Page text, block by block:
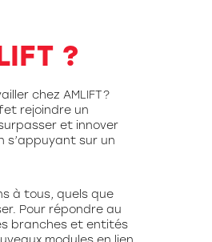
durée
?
chez AMLIFT ?
rejoindre un
et innover
sur un
à tous, quels que
Pour répondre au
branches et entités